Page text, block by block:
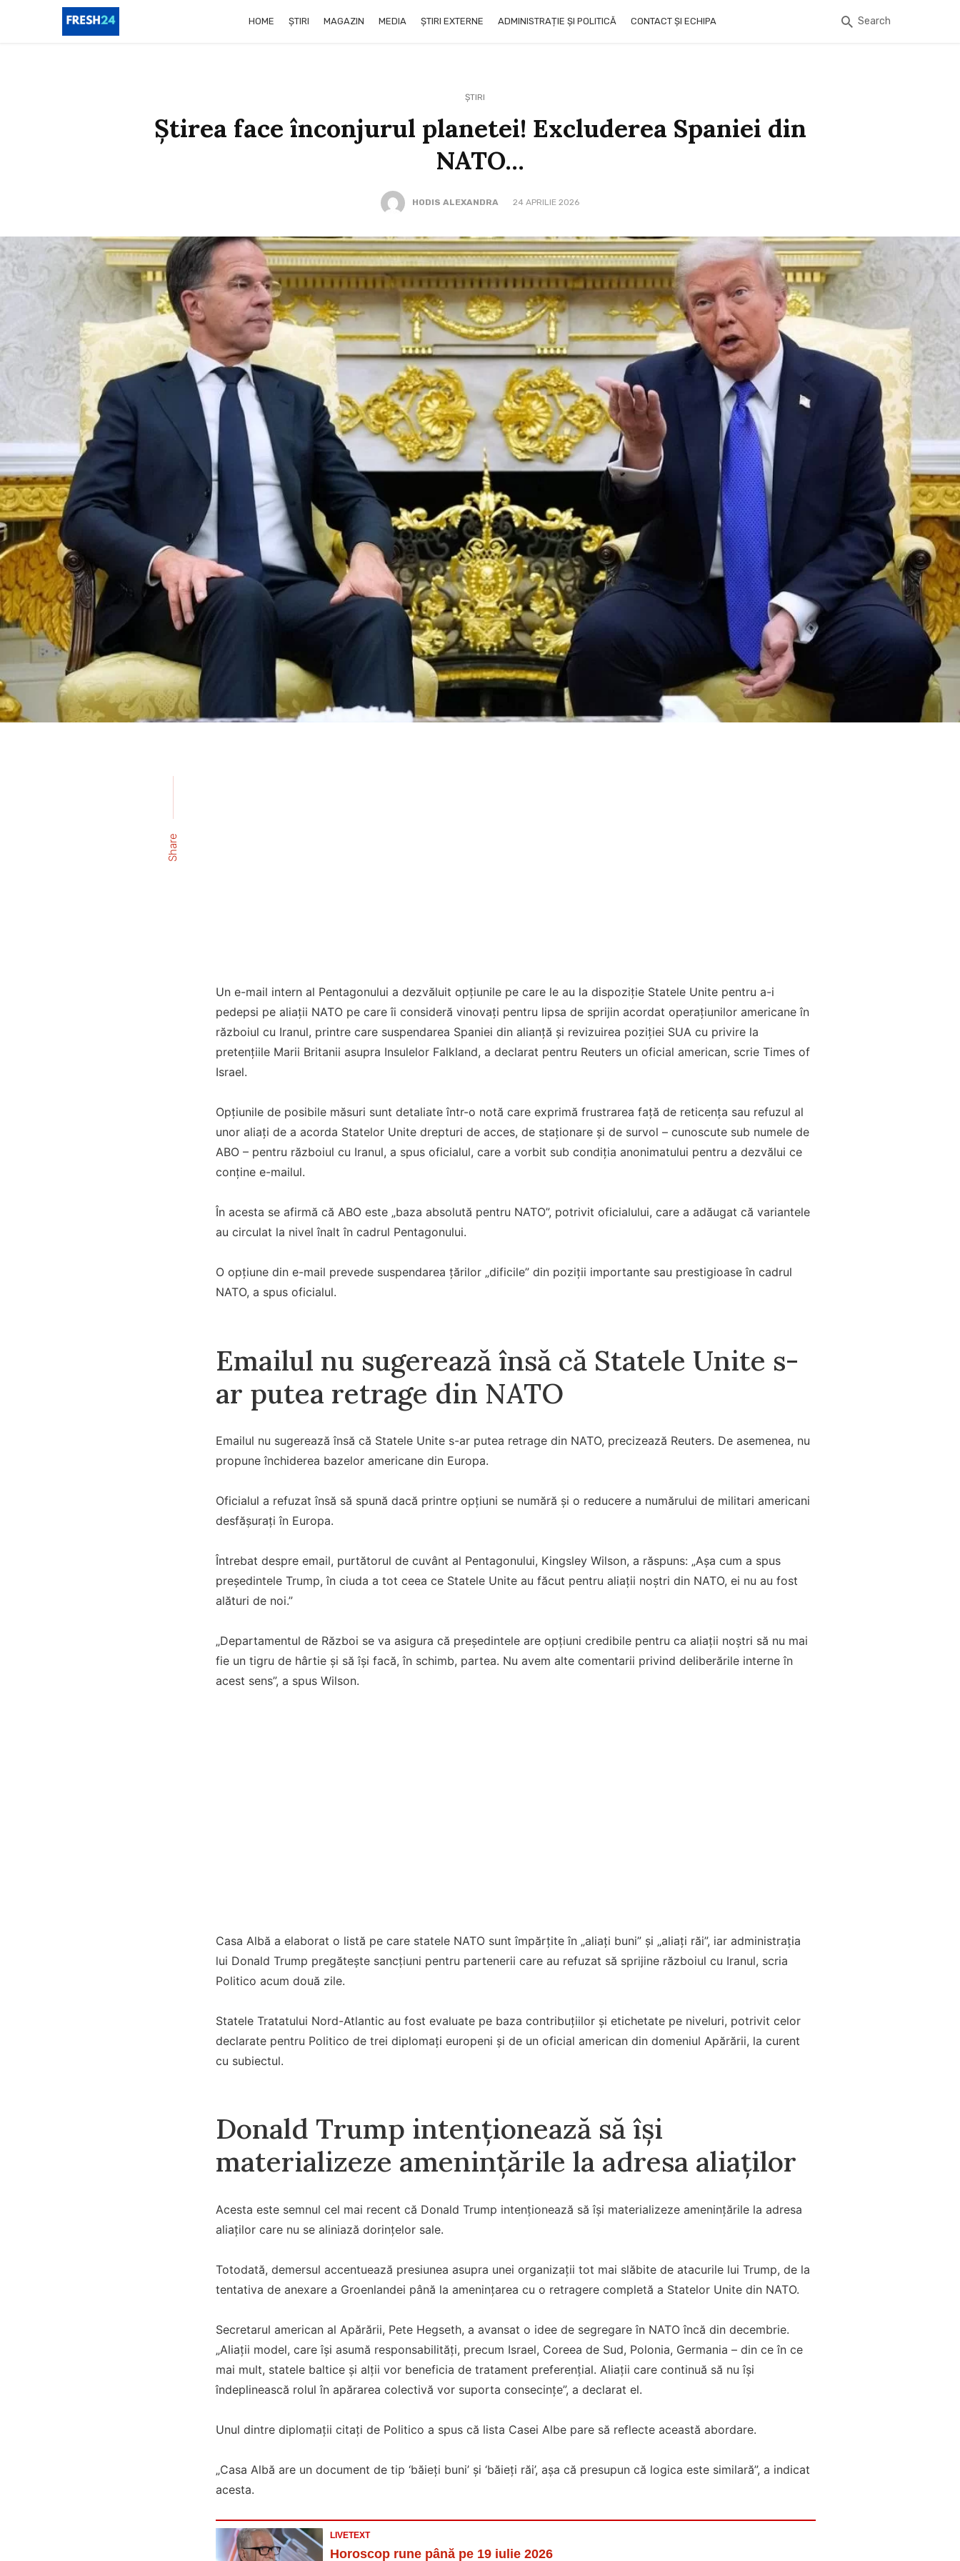
HOME ȘTIRI MAGAZIN MEDIA ȘTIRI EXTERNE ADMINISTRAȚIE ȘI POLITICĂ CONTACT ȘI ECHIPA Search
ȘTIRI
Știrea face înconjurul planetei! Excluderea Spaniei din
NATO…
HODIS ALEXANDRA 24 APRILIE 2026
Share
Un e-mail intern al Pentagonului a dezvăluit opțiunile pe care le au la dispoziție Statele Unite pentru a-i
pedepsi pe aliații NATO pe care îi consideră vinovați pentru lipsa de sprijin acordat operațiunilor americane în
războiul cu Iranul, printre care suspendarea Spaniei din alianță și revizuirea poziției SUA cu privire la
pretențiile Marii Britanii asupra Insulelor Falkland, a declarat pentru Reuters un oficial american, scrie Times of
Israel.
Opțiunile de posibile măsuri sunt detaliate într-o notă care exprimă frustrarea față de reticența sau refuzul al
unor aliați de a acorda Statelor Unite drepturi de acces, de staționare și de survol – cunoscute sub numele de
ABO – pentru războiul cu Iranul, a spus oficialul, care a vorbit sub condiția anonimatului pentru a dezvălui ce
conține e-mailul.
În acesta se afirmă că ABO este „baza absolută pentru NATO”, potrivit oficialului, care a adăugat că variantele
au circulat la nivel înalt în cadrul Pentagonului.
O opțiune din e-mail prevede suspendarea țărilor „dificile” din poziții importante sau prestigioase în cadrul
NATO, a spus oficialul.
Emailul nu sugerează însă că Statele Unite s-
ar putea retrage din NATO
Emailul nu sugerează însă că Statele Unite s-ar putea retrage din NATO, precizează Reuters. De asemenea, nu
propune închiderea bazelor americane din Europa.
Oficialul a refuzat însă să spună dacă printre opțiuni se numără și o reducere a numărului de militari americani
desfășurați în Europa.
Întrebat despre email, purtătorul de cuvânt al Pentagonului, Kingsley Wilson, a răspuns: „Așa cum a spus
președintele Trump, în ciuda a tot ceea ce Statele Unite au făcut pentru aliații noștri din NATO, ei nu au fost
alături de noi.”
„Departamentul de Război se va asigura că președintele are opțiuni credibile pentru ca aliații noștri să nu mai
fie un tigru de hârtie și să își facă, în schimb, partea. Nu avem alte comentarii privind deliberările interne în
acest sens”, a spus Wilson.
Casa Albă a elaborat o listă pe care statele NATO sunt împărțite în „aliați buni” și „aliați răi”, iar administrația
lui Donald Trump pregătește sancțiuni pentru partenerii care au refuzat să sprijine războiul cu Iranul, scria
Politico acum două zile.
Statele Tratatului Nord-Atlantic au fost evaluate pe baza contribuțiilor și etichetate pe niveluri, potrivit celor
declarate pentru Politico de trei diplomați europeni și de un oficial american din domeniul Apărării, la curent
cu subiectul.
Donald Trump intenționează să își
materializeze amenințările la adresa aliaților
Acesta este semnul cel mai recent că Donald Trump intenționează să își materializeze amenințările la adresa
aliaților care nu se aliniază dorințelor sale.
Totodată, demersul accentuează presiunea asupra unei organizații tot mai slăbite de atacurile lui Trump, de la
tentativa de anexare a Groenlandei până la amenințarea cu o retragere completă a Statelor Unite din NATO.
Secretarul american al Apărării, Pete Hegseth, a avansat o idee de segregare în NATO încă din decembrie.
„Aliații model, care își asumă responsabilități, precum Israel, Coreea de Sud, Polonia, Germania – din ce în ce
mai mult, statele baltice și alții vor beneficia de tratament preferențial. Aliații care continuă să nu își
îndeplinească rolul în apărarea colectivă vor suporta consecințe”, a declarat el.
Unul dintre diplomații citați de Politico a spus că lista Casei Albe pare să reflecte această abordare.
„Casa Albă are un document de tip ‘băieți buni’ și ‘băieți răi’, așa că presupun că logica este similară”, a indicat
acesta.
LIVETEXT
Horoscop rune până pe 19 iulie 2026